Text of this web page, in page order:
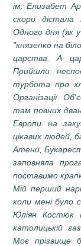
ім. Елизабет
скоро дістала
Одного дня (як у
"князенко на
царства. А
Прийшли
турбота про
Організації
там повних
Европи на
цікавих людей,
Атени,
заповняла
поставимо
Мій перший
коли мені було
Юліян Костюк
католицькій
Моє прізвище